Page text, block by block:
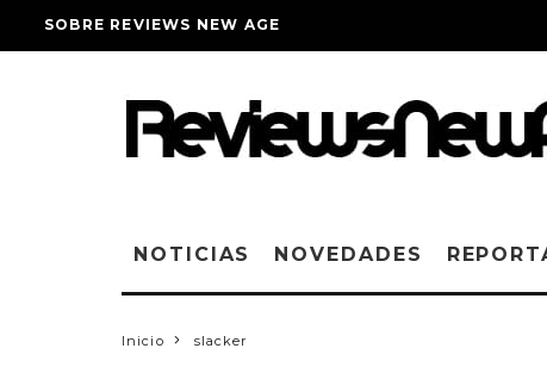
SOBRE REVIEWS NEW AGE
NOTICIAS NOVEDADES
Inicio slacker